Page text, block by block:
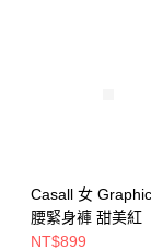
Casall 女
腰緊身褲 甜美紅
NT$899